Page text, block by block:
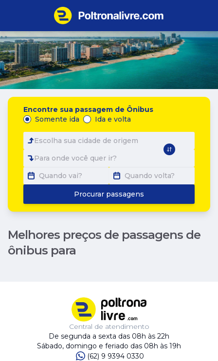
Encontre sua passagem de Ônibus
Somente ida
Ida e volta
Escolha sua cidade de origem
Para onde você quer ir?
Quando vai?
Quando volta?
Procurar passagens
Melhores preços de passagens de
ônibus para
Central de atendimento
De segunda a sexta das 08h às 22h
Sábado, domingo e feriado das 08h às 19h
(62) 9 9394 0330